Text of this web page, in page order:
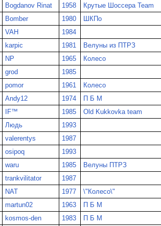
Bogdanov Rinat 1958 Крутые Шоссера Team
Bomber 1980 ШКПо
VAH 1984
karpic 1981 Велуны из ПТРЗ
NP 1965 Колесо
grod 1985
pomor 1961 Колесо
Andy12 1974 П Б М
IF™ 1985 Old Kukkovka team
Людь 1993
valerentys 1987
osipoq 1993
waru 1985 Велуны ПТРЗ
trankvilitator 1987
NAT 1977 \"Колесо\"
martun02 1963 П Б М
kosmos-den 1983 П Б М